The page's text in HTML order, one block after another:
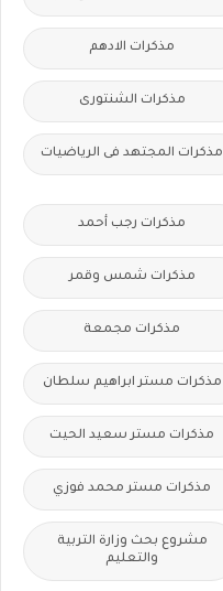
مذكرات الادهم
مذكرات الشنتورى
مذكرات المجتهد فى الرياضيات
مذكرات رجب أحمد
مذكرات شمس وقمر
مذكرات مجمعة
مذكرات مستر ابراهيم سلطان
مذكرات مستر سعيد الحيت
مذكرات مستر محمد فوزي
مشروع بحث وزارة التربية
والتعليم